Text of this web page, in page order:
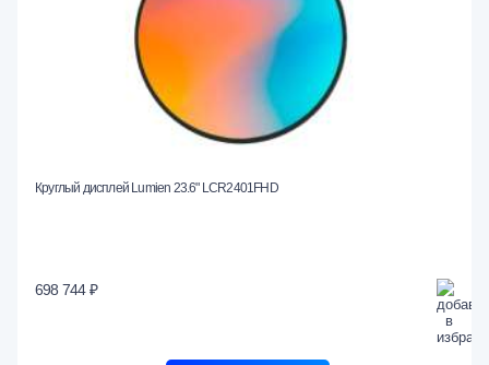
Круглый дисплей Lumien 23.6" LCR2401FHD
698 744 ₽